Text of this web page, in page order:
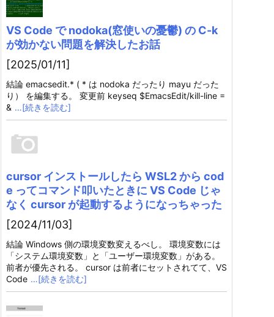
VS Code で nodoka(窓使いの憂鬱) の C-k
が効かない問題を解決したお話
[2025/01/11]
結論 emacsedit.* ( * は nodoka だったり mayu だった
り） を編集する。 変更前 keyseq $EmacsEdit/kill-line =
& …[続きを読む]
cursor インストールしたら WSL2 から cod
e ってコマンド叩いたときに VS Code じゃ
なく cursor が起動するようになっちゃった
[2024/11/03]
結論 Windows 側の環境変数変えるべし。 環境変数には
「システム環境変数」と「ユーザー環境変数」がある。
前者が優先される。 cursor は前者にセットされてて、VS
Code …[続きを読む]